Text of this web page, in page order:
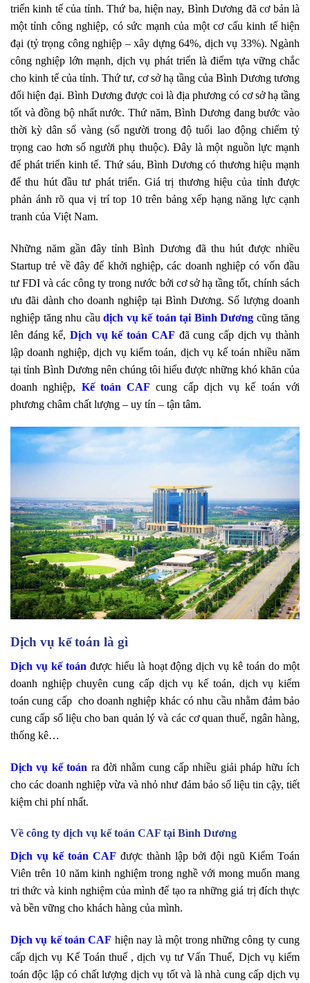
triển kinh tế của tỉnh. Thứ ba, hiện nay, Bình Dương đã cơ bản là
một tỉnh công nghiệp, có sức mạnh của một cơ cấu kinh tế hiện
đại (tỷ trọng công nghiệp – xây dựng 64%, dịch vụ 33%). Ngành
công nghiệp lớn mạnh, dịch vụ phát triển là điểm tựa vững chắc
cho kinh tế của tỉnh. Thứ tư, cơ sở hạ tầng của Bình Dương tương
đối hiện đại. Bình Dương được coi là địa phương có cơ sở hạ tầng
tốt và đồng bộ nhất nước. Thứ năm, Bình Dương đang bước vào
thời kỳ dân số vàng (số người trong độ tuổi lao động chiếm tỷ
trọng cao hơn số người phụ thuộc). Đây là một nguồn lực mạnh
để phát triển kinh tế. Thứ sáu, Bình Dương có thương hiệu mạnh
để thu hút đầu tư phát triển. Giá trị thương hiệu của tỉnh được
phản ánh rõ qua vị trí top 10 trên bảng xếp hạng năng lực cạnh
tranh của Việt Nam.
Những năm gần đây tỉnh Bình Dương đã thu hút được nhiều
Startup trẻ về đây để khởi nghiệp, các doanh nghiệp có vốn đầu
tư FDI và các công ty trong nước bởi cơ sở hạ tầng tốt, chính sách
ưu đãi dành cho doanh nghiệp tại Bình Dương. Số lượng doanh
nghiệp tăng nhu cầu dịch vụ kế toán tại Bình Dương cũng tăng
lên đáng kể,Dịch vụ kế toán CAF đã cung cấp dịch vụ thành
lập doanh nghiệp, dịch vụ kiểm toán, dịch vụ kế toán nhiều năm
tại tỉnh Bình Dương nên chúng tôi hiểu được những khó khăn của
doanh nghiệp, Kế toán CAF cung cấp dịch vụ kế toán với
phương châm chất lượng – uy tín – tận tâm.
Dịch vụ kế toán là gì
Dịch vụ kế toán được hiểu là hoạt động dịch vụ kê toán do một
doanh nghiệp chuyên cung cấp dịch vụ kế toán, dịch vụ kiểm
toán cung cấp cho doanh nghiệp khác có nhu cầu nhằm đảm bảo
cung cấp số liệu cho ban quản lý và các cơ quan thuế, ngân hàng,
thống kê…
Dịch vụ kế toán ra đời nhằm cung cấp nhiều giải pháp hữu ích
cho các doanh nghiệp vừa và nhỏ như đảm bảo số liệu tin cậy, tiết
kiệm chi phí nhất.
Về công ty dịch vụ kế toán CAF tại Bình Dương
Dịch vụ kế toán CAF được thành lập bởi đội ngũ Kiểm Toán
Viên trên 10 năm kinh nghiệm trong nghề với mong muốn mang
tri thức và kinh nghiệm của mình để tạo ra những giá trị đích thực
và bền vững cho khách hàng của mình.
Dịch vụ kế toán CAF hiện nay là một trong những công ty cung
cấp dịch vụ Kế Toán thuế , dịch vụ tư Vấn Thuế, Dịch vụ kiểm
toán độc lập có chất lượng dịch vụ tốt và là nhà cung cấp dịch vụ